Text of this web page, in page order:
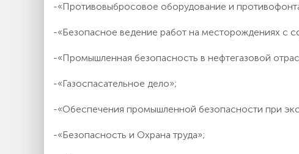
-«Противовыбросовое оборудование и
-«Безопасное ведение работ на месторождениях с
-«Промышленная безопасность в нефтегазовой
-«Газоспасательное дело»;
-«Обеспечения промышленной безопасности при
-«Безопасность и Охрана труда»;